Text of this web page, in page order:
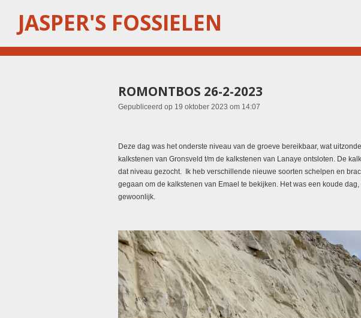
naar
de
JASPER'S FOSSIELEN
ROMONTBOS 26-2-2023
Gepubliceerd op 19 oktober 2023 om 14:07
Deze dag was het onderste niveau van de groeve bereikbaar, wat
kalkstenen van Gronsveld t/m de kalkstenen van Lanaye ontsloten. De
dat niveau gezocht. Ik heb verschillende nieuwe soorten schelpen en
gegaan om de kalkstenen van Emael te bekijken. Het was een koude
gewoonlijk.